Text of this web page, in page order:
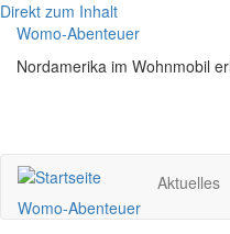
Direkt zum Inhalt
Womo-Abenteuer
Nordamerika im Wohnmobil
Womo-Abenteuer
Aktuelles